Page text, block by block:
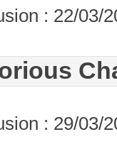
: 22/03/
: 29/03/